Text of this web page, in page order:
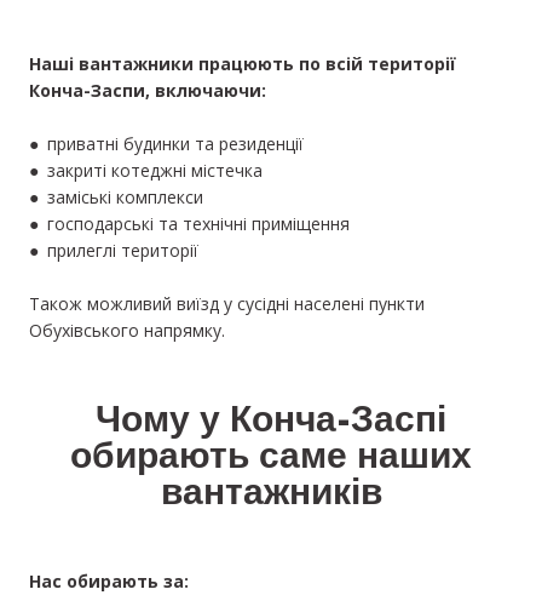
Наші вантажники працюють по всій території
Конча-Заспи, включаючи:
● приватні будинки та резиденції
● закриті котеджні містечка
● заміські комплекси
● господарські та технічні приміщення
● прилеглі території
Також можливий виїзд у сусідні населені пункти
Обухівського напрямку.
Чому у Конча-Заспі
обирають саме наших
вантажників
Нас обирають за: